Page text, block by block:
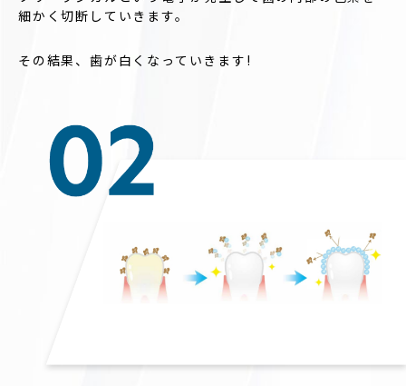
細かく切断していきます。
その結果、歯が白くなっていきます!